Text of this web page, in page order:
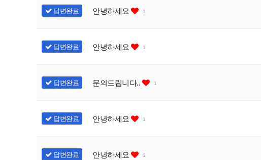
답변완료 안녕하세요 1
답변완료 안녕하세요 1
답변완료 문의드립니다.. 1
답변완료 안녕하세요 1
답변완료 안녕하세요 1